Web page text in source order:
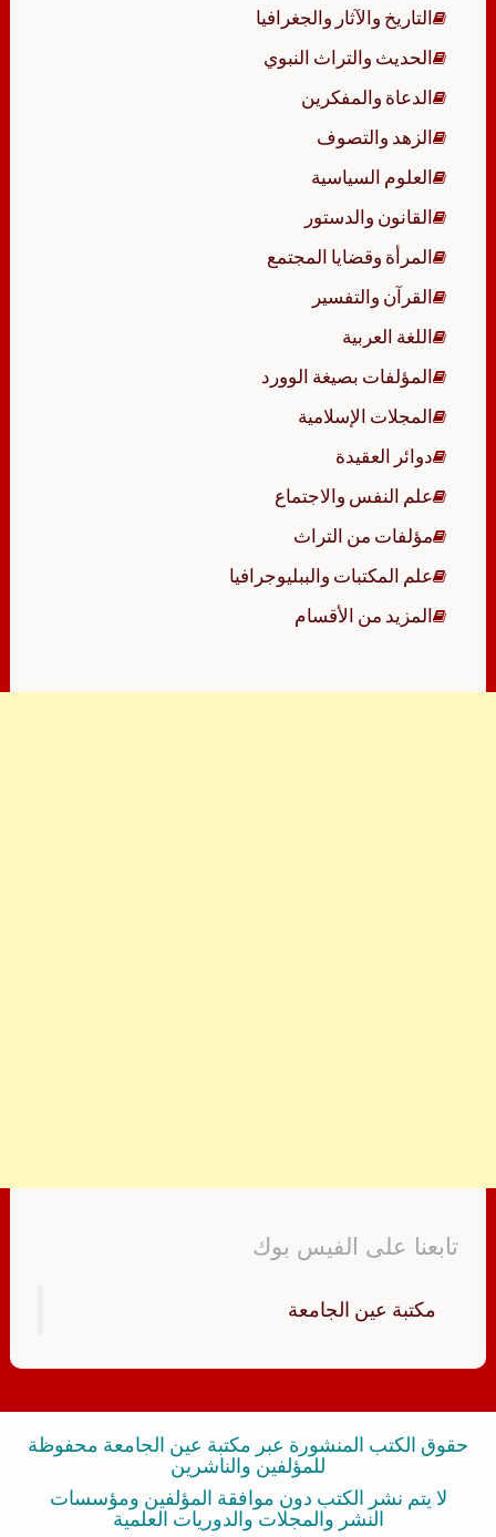
التاريخ والآثار والجغرافيا
الحديث والتراث النبوي
الدعاة والمفكرين
الزهد والتصوف
العلوم السياسية
القانون والدستور
المرأة وقضايا المجتمع
القرآن والتفسير
اللغة العربية
المؤلفات بصيغة الوورد
المجلات الإسلامية
دوائر العقيدة
علم النفس والاجتماع
مؤلفات من التراث
علم المكتبات والببليوجرافيا
المزيد من الأقسام
تابعنا على الفيس بوك
‏مكتبة عين الجامعة‏
حقوق الكتب المنشورة عبر مكتبة عين الجامعة محفوظة
للمؤلفين والناشرين
لا يتم نشر الكتب دون موافقة المؤلفين ومؤسسات
النشر والمجلات والدوريات العلمية